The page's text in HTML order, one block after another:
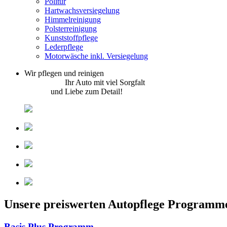
Hartwachsversiegelung
Himmelreinigung
Polsterreinigung
Kunststoffpflege
Lederpflege
Motorwäsche inkl. Versiegelung
Wir pflegen und reinigen
Ihr Auto mit viel Sorgfalt
und Liebe zum Detail!
Unsere preiswerten Autopflege